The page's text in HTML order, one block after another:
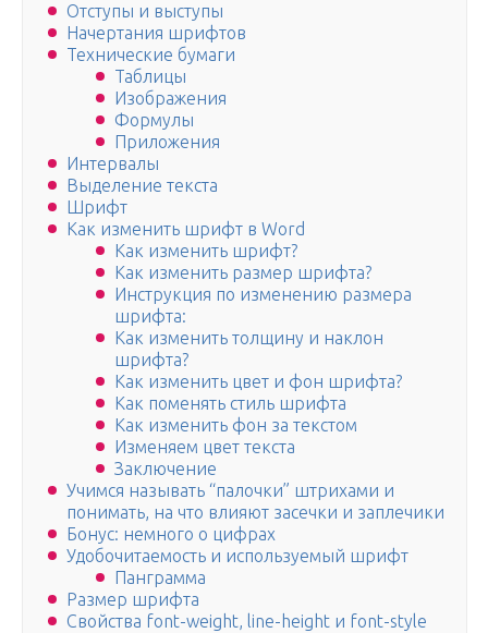
Отступы и выступы
Начертания шрифтов
Технические бумаги
Таблицы
Изображения
Формулы
Приложения
Интервалы
Выделение текста
Шрифт
Как изменить шрифт в Word
Как изменить шрифт?
Как изменить размер шрифта?
Инструкция по изменению размера
шрифта:
Как изменить толщину и наклон
шрифта?
Как изменить цвет и фон шрифта?
Как поменять стиль шрифта
Как изменить фон за текстом
Изменяем цвет текста
Заключение
Учимся называть “палочки” штрихами и
понимать, на что влияют засечки и заплечики
Бонус: немного о цифрах
Удобочитаемость и используемый шрифт
Панграмма
Размер шрифта
Свойства font-weight, line-height и font-style